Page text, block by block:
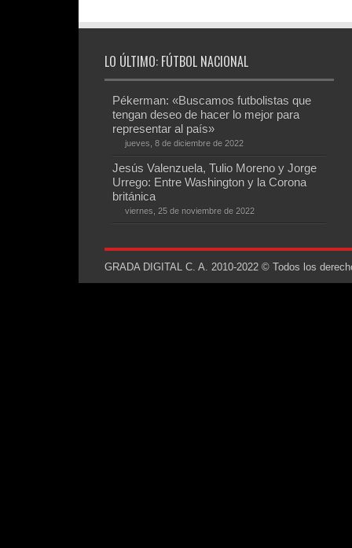
LO ÚLTIMO: FÚTBOL NACIONAL
Pékerman: «Buscamos futbolistas que
tengan deseo de hacer lo mejor para
representar al país»
jueves, 8 de diciembre de 2022
Jesús Valenzuela, Tulio Moreno y Jorge
Urrego: Entre Washington y la Corona
británica
viernes, 25 de noviembre de 2022
GRADA DIGITAL C. A. 2010-2022 © Todos los